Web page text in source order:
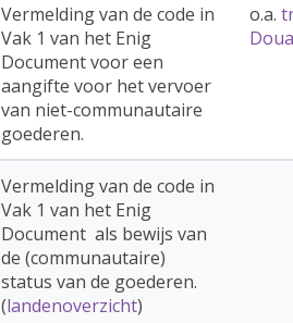
Vermelding van de code in
Vak 1 van het Enig
Document voor een
aangifte voor het vervoer
van niet-communautaire
goederen.
o.a.
Vermelding van de code in
Vak 1 van het Enig
Document als bewijs van
de (communautaire)
status van de goederen.
(landenoverzicht)